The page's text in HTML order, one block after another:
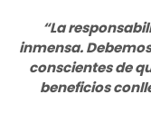
“La
inmensa.
conscientes de
beneficios